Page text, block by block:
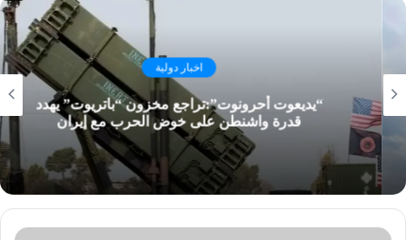
اخبار دولية
“يديعوت أحرونوت”:تراجع مخزون “باتريوت” يهدد
قدرة واشنطن على خوض الحرب مع إيران